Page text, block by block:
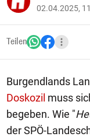
02.04.2025,
Teilen
Burgendlands
Doskozil muss
begeben. Wie "
der SPÖ-